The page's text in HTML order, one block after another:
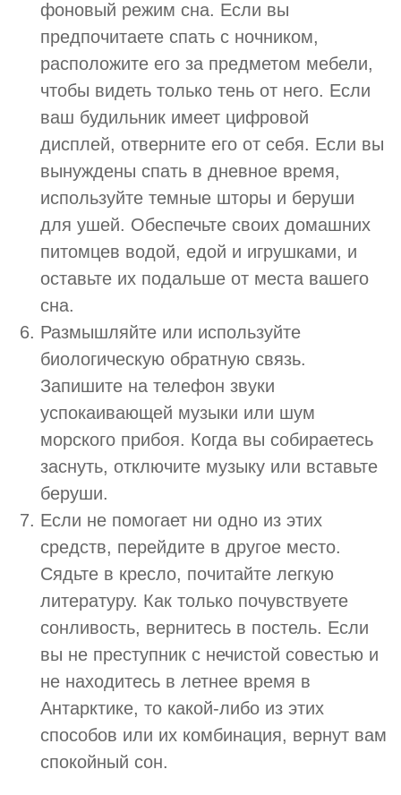
фоновый режим сна. Если вы
предпочитаете спать с ночником,
расположите его за предметом мебели,
чтобы видеть только тень от него. Если
ваш будильник имеет цифровой
дисплей, отверните его от себя. Если вы
вынуждены спать в дневное время,
используйте темные шторы и беруши
для ушей. Обеспечьте своих домашних
питомцев водой, едой и игрушками, и
оставьте их подальше от места вашего
сна.
Размышляйте или используйте
биологическую обратную связь.
Запишите на телефон звуки
успокаивающей музыки или шум
морского прибоя. Когда вы собираетесь
заснуть, отключите музыку или вставьте
беруши.
Если не помогает ни одно из этих
средств, перейдите в другое место.
Сядьте в кресло, почитайте легкую
литературу. Как только почувствуете
сонливость, вернитесь в постель. Если
вы не преступник с нечистой совестью и
не находитесь в летнее время в
Антарктике, то какой-либо из этих
способов или их комбинация, вернут вам
спокойный сон.